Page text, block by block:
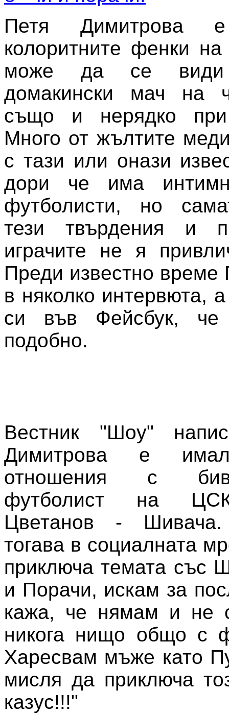
Петя Димитрова
колоритните фенки
може да се
домакински мач на
също и нерядко при
Много от жълтите
с тази или онази
дори че има
футболисти, но
тези твърдения и
играчите не я
Преди известно време
в няколко интервюта,
си във Фейсбук,
подобно.
Вестник "Шоу"
Димитрова е
отношения с
футболист на
Цветанов -
тогава в социалната
приключа темата със
и Порачи, искам за
кажа, че нямам и не
никога нищо общо с
Харесвам мъже като
мисля да приключа
казус!!!"